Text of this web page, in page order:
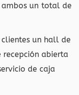
un total de
un hall de
abierta
de caja